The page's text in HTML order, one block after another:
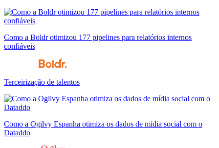
Como a Boldr otimizou 177 pipelines para relatórios internos
confiáveis
Terceirização de talentos
Como a Ogilvy Espanha otimiza os dados de mídia social com o
Dataddo